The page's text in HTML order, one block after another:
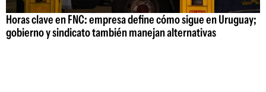
Horas clave en FNC: empresa define cómo sigue en Uruguay;
gobierno y sindicato también manejan alternativas